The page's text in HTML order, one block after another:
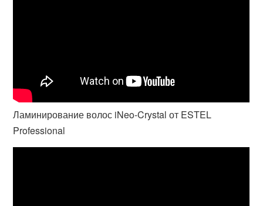
Ламинирование волос iNeo-Crystal от ESTEL
Professional